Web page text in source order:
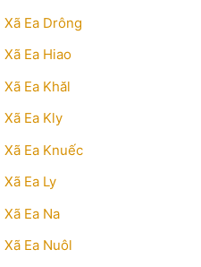
Xã Ea Drông
Xã Ea Hiao
Xã Ea Khăl
Xã Ea Kly
Xã Ea Knuếc
Xã Ea Ly
Xã Ea Na
Xã Ea Nuôl